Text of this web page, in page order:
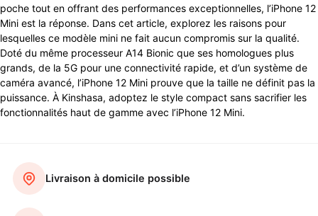
poche tout en offrant des performances exceptionnelles, l’iPhone 12
Mini est la réponse. Dans cet article, explorez les raisons pour
lesquelles ce modèle mini ne fait aucun compromis sur la qualité.
Doté du même processeur A14 Bionic que ses homologues plus
grands, de la 5G pour une connectivité rapide, et d’un système de
caméra avancé, l’iPhone 12 Mini prouve que la taille ne définit pas la
puissance. À Kinshasa, adoptez le style compact sans sacrifier les
fonctionnalités haut de gamme avec l’iPhone 12 Mini.
Livraison à domicile possible